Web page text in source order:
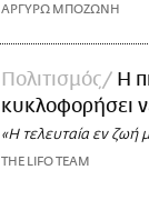
ΑΡΓΥΡΩ ΜΠΟΖΩΝΗ
Πολιτισμός
Η
κυκλοφορήσει
«Η τελευταία εν ζωή
THE LIFO TEAM